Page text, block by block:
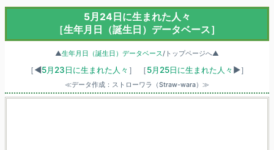
5月24日に生まれた人々
［生年月日（誕生日）データベース］
▲生年月日（誕生日）データベース/トップページへ▲
［◀5月23日に生まれた人々 ］ ［5月25日に生まれた人々 ▶］
≪データ作成：ストローワラ（Straw-wara）≫